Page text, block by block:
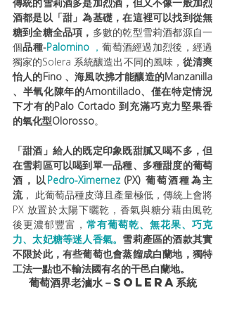
酒都是以「甜」為基礎，在這裡可以找到從無
糖到全糖全品項， 多數的乾型雪莉酒都源自一
個品種-Palomino ，葡萄酒經過加烈後，經過
獨家的Solera 系統釀造出不同的風味， 從清爽
怡人的Fino 、海風吹拂才能釀造的Manzanilla
、半氧化陳年的Amontillado、僅在特定情況
下才有的Palo Cortado 到充滿巧克力堅果香
的氧化型Olorosso。
「甜酒」給人的既定印象既甜膩又喝不多，但
在雪莉區可以喝到單一品種、多種甜度的葡萄
酒，以 Pedro-Ximernez (PX) 葡萄酒種為主
流， 此葡萄品種皮薄且產量極低，傳統上會將
PX 放置於太陽下曬乾，香氣與糖分藉由風乾
後更濃郁豐富， 常有葡萄乾、無花果、巧克
力、太妃糖等迷人香氣。 雪莉產區的酒款其實
不限於此，有些葡萄也會蒸餾成白蘭地，獨特
工法一點也不輸法國有名的干邑白蘭地。
葡萄酒界老滷水－Solera系統